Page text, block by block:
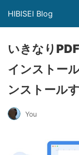
HIBISEI Blog
いきなり
インストー
ンストール
You